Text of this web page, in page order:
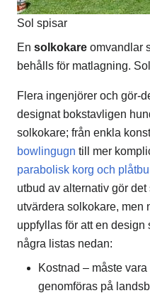
Sol spisar
En solkokare omvandlar
behålls för matlagning.
Flera ingenjörer och gör-
designat bokstavligen
solkokare; från enkla
bowlingugn till mer
parabolisk korg och
utbud av alternativ gör
utvärdera solkokare, men
uppfyllas för att en
några listas nedan:
Kostnad – måste
genomföras på